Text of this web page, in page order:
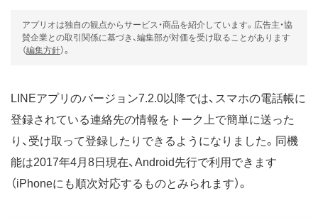
アプリオは独自の観点からサービス・商品を紹介しています。広告主・協
賛企業との取引関係に基づき、編集部が対価を受け取ることがあります
（編集方針）。
LINEアプリのバージョン7.2.0以降では、スマホの電話帳に
登録されている連絡先の情報をトーク上で簡単に送った
り、受け取って登録したりできるようになりました。同機
能は2017年4月8日現在、Android先行で利用できます
（iPhoneにも順次対応するものとみられます）。